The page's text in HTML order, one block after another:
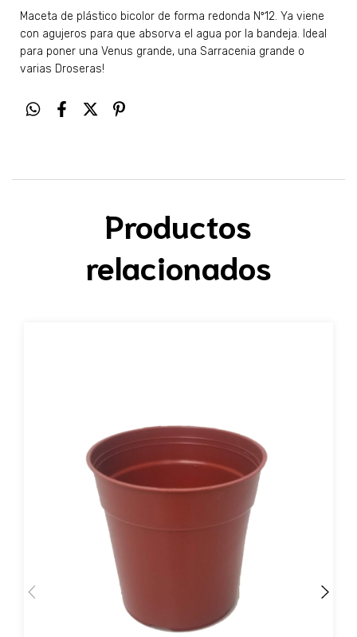
Maceta de plástico bicolor de forma redonda Nº12. Ya viene
con agujeros para que absorva el agua por la bandeja. Ideal
para poner una Venus grande, una Sarracenia grande o
varias Droseras!
Productos
relacionados